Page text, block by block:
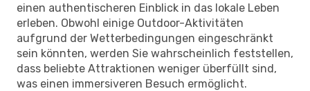
einen authentischeren Einblick in das lokale Leben
erleben. Obwohl einige Outdoor-Aktivitäten
aufgrund der Wetterbedingungen eingeschränkt
sein könnten, werden Sie wahrscheinlich feststellen,
dass beliebte Attraktionen weniger überfüllt sind,
was einen immersiveren Besuch ermöglicht.